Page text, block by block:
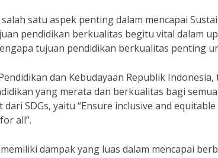
satu aspek penting dalam mencapai
pendidikan berkualitas begitu vital dalam
tujuan pendidikan berkualitas penting
dan Kebudayaan Republik
yang merata dan berkualitas bagi
SDGs, yaitu “Ensure inclusive and
all”.
dampak yang luas dalam mencapai